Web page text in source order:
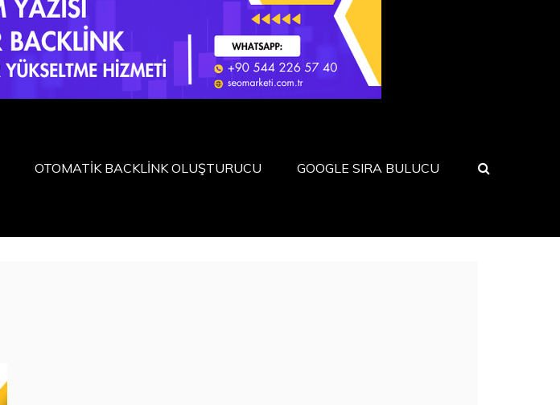
OTOMATİK BACKLİNK OLUŞTURUCU GOOGLE SIRA BULUCU